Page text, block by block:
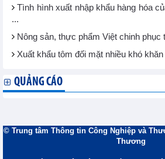
Tình hình xuất nhập khẩu hàng hóa
...
Nông sản, thực phẩm Việt chinh
Xuất khẩu tôm đối mặt nhiều khó
QUẢNG CÁO
© Trung tâm Thông tin Công Nghiệp và
Thương